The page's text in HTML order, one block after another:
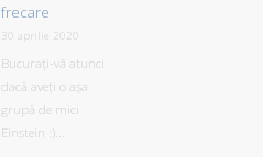
frecare
30 aprilie 2020
Bucurați-vă atunci
dacă aveți o așa
grupă de mici
Einstein :)...